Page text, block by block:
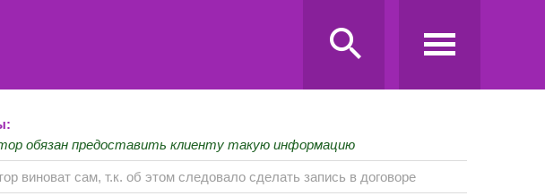
обязан предоставить клиенту такую информацию
виноват сам, т.к. об этом следовало сделать запись в договоре